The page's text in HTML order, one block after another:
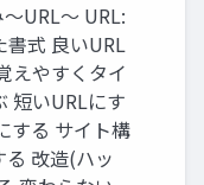
URL〜 URL:
書式 良いURL
えやすくタイ
短いURLにす
する サイト構
改造(ハッ